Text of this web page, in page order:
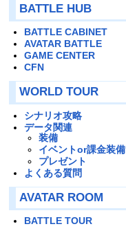
BATTLE HUB
BATTLE CABINET
AVATAR BATTLE
GAME CENTER
CFN
WORLD TOUR
シナリオ攻略
データ関連
装備
イベントor課金装備
プレゼント
よくある質問
AVATAR ROOM
BATTLE TOUR